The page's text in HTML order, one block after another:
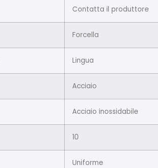
Contatta il produttore
Forcella
Lingua
Acciaio
Acciaio inossidabile
10
Uniforme